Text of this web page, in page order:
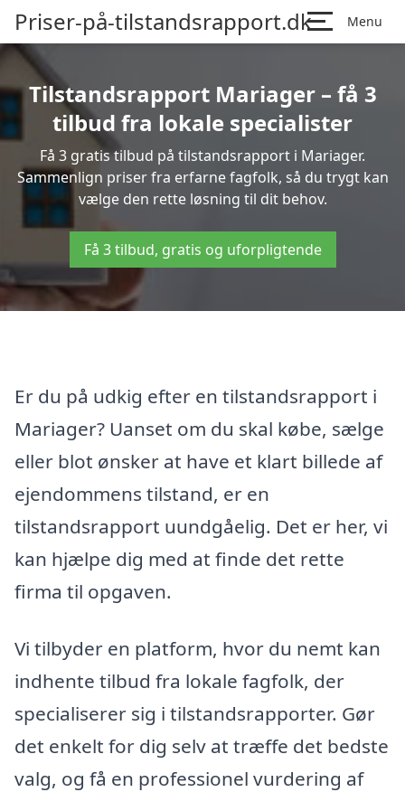
Priser-på-tilstandsrapport.dk Menu
Tilstandsrapport Mariager – få 3
tilbud fra lokale specialister
Få 3 gratis tilbud på tilstandsrapport i Mariager.
Sammenlign priser fra erfarne fagfolk, så du trygt kan
vælge den rette løsning til dit behov.
Få 3 tilbud, gratis og uforpligtende
Er du på udkig efter en tilstandsrapport i
Mariager? Uanset om du skal købe, sælge
eller blot ønsker at have et klart billede af
ejendommens tilstand, er en
tilstandsrapport uundgåelig. Det er her, vi
kan hjælpe dig med at finde det rette
firma til opgaven.
Vi tilbyder en platform, hvor du nemt kan
indhente tilbud fra lokale fagfolk, der
specialiserer sig i tilstandsrapporter. Gør
det enkelt for dig selv at træffe det bedste
valg, og få en professionel vurdering af